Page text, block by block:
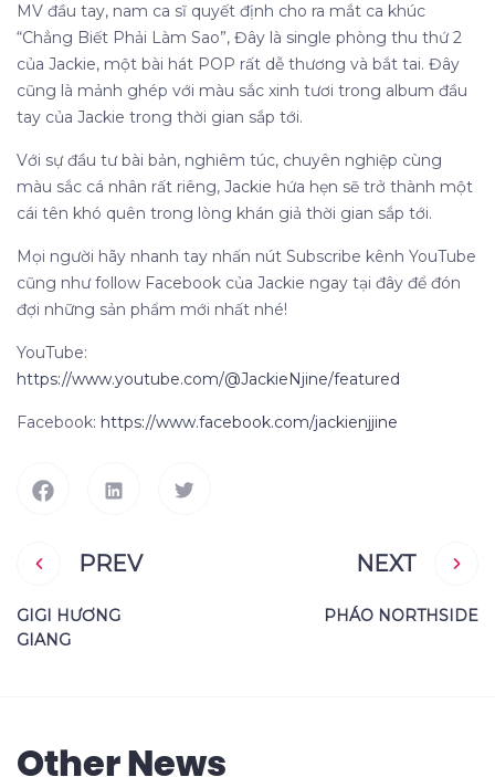
MV đầu tay, nam ca sĩ quyết định cho ra mắt ca khúc
“Chẳng Biết Phải Làm Sao”, Đây là single phòng thu thứ 2
của Jackie, một bài hát POP rất dễ thương và bắt tai. Đây
cũng là mảnh ghép với màu sắc xinh tươi trong album đầu
tay của Jackie trong thời gian sắp tới.
Với sự đầu tư bài bản, nghiêm túc, chuyên nghiệp cùng
màu sắc cá nhân rất riêng, Jackie hứa hẹn sẽ trở thành một
cái tên khó quên trong lòng khán giả thời gian sắp tới.
Mọi người hãy nhanh tay nhấn nút Subscribe kênh YouTube
cũng như follow Facebook của Jackie ngay tại đây để đón
đợi những sản phẩm mới nhất nhé!
YouTube:
https://www.youtube.com/@JackieNjine/featured
Facebook: https://www.facebook.com/jackienjjine
PREV
GIGI HƯƠNG
GIANG
NEXT
PHÁO NORTHSIDE
Other News